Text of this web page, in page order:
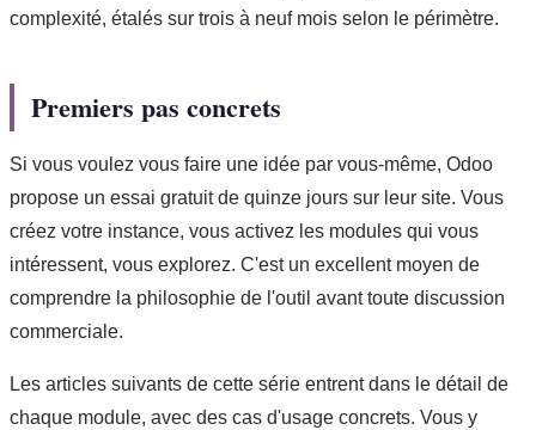
complexité, étalés sur trois à neuf mois selon le périmètre.
Premiers pas concrets
Si vous voulez vous faire une idée par vous-même, Odoo
propose un essai gratuit de quinze jours sur leur site. Vous
créez votre instance, vous activez les modules qui vous
intéressent, vous explorez. C'est un excellent moyen de
comprendre la philosophie de l'outil avant toute discussion
commerciale.
Les articles suivants de cette série entrent dans le détail de
chaque module, avec des cas d'usage concrets. Vous y